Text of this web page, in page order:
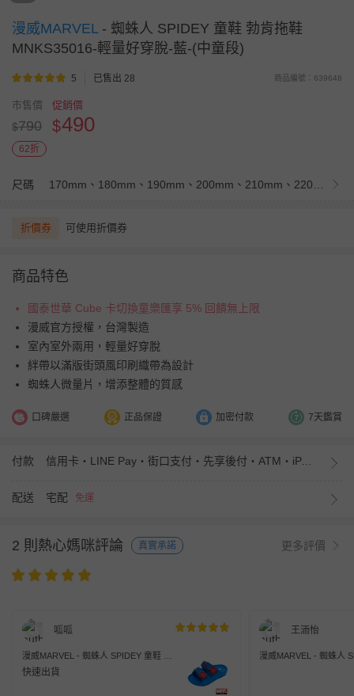
漫威MARVEL - 蜘蛛人 SPIDEY 童鞋 勃肯拖鞋
MNKS35016-輕量好穿脫-藍-(中童段)
5 已售出 28 商品編號：639648
市售價
$790
促銷價
$490
62折
尺碼
折價券 可使用折價券
商品特色
國泰世華 Cube 卡切換童樂匯享 5% 回饋無上限
漫威官方授權，台灣製造
室內室外兩用，輕量好穿脫
絆帶以滿版街頭風印刷織帶為設計
蜘蛛人微量片，增添整體的質感
口碑嚴選 正品保證 加密付款 7天鑑賞
付款 信用卡・LINE Pay・街口支付・先享後付・ATM・iPASS MONEY
配送 宅配 免運
2 則熱心媽咪評論 真實承諾 更多評價
呱呱
漫威MARVEL - 蜘蛛人 SPIDEY 童鞋 勃
肯拖鞋 MNKS35016-輕量好穿脫-藍-(中
童段)
快速出貨
王洏怡
漫威MARVEL - 蜘蛛人